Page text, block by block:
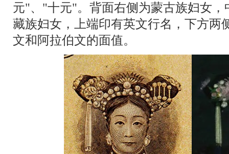
元"、"十元"。背面右侧为蒙古族妇女
藏族妇女，上端印有英文行名，下方两
文和阿拉伯文的面值。